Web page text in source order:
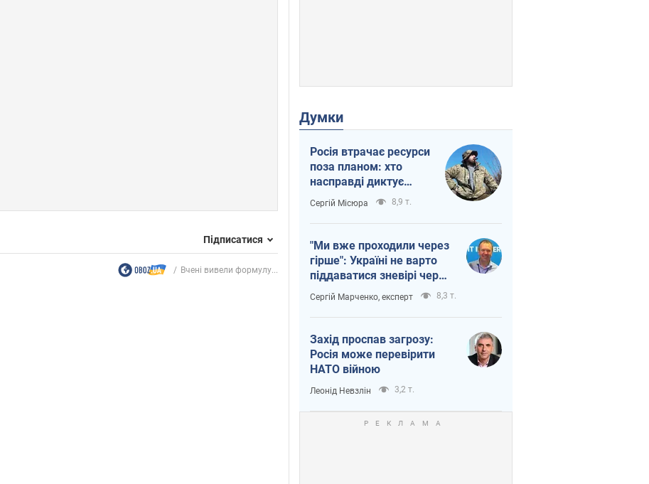
Підписатися
Вчені вивели формулу...
Думки
Росія втрачає ресурси
поза планом: хто
насправді диктує
темп війни
Сергій Місюра 8,9 т.
"Ми вже проходили через
гірше": Україні не варто
піддаватися зневірі через
ракетний терор
Сергій Марченко, експерт 8,3 т.
Захід проспав загрозу:
Росія може перевірити
НАТО війною
Леонід Невзлін 3,2 т.